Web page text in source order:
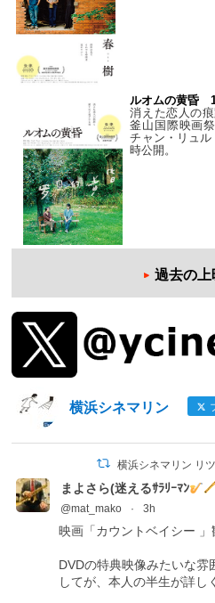
ルオムの黄昏
消えた恋人の
釜山国際映画
チャン・リュ
時公開。
過去の上
横浜シネマリン
横浜シネマリン リ
まよさら(迷えるｻﾗﾘｰﾏﾝ
@mat_mako · 3h
映画「カウントベイシー 」
DVDの特典映像みたいな
してが、本人の半生が詳し